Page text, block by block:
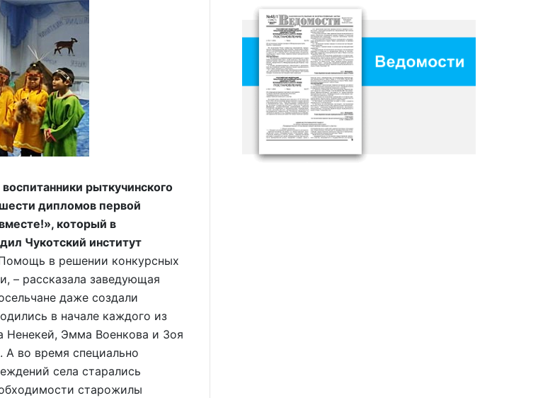
рыткучинского
дипломов первой
который в
Чукотский институт
в решении конкурсных
– рассказала заведующая
даже создали
в начале каждого из
Ненекей, Эмма Военкова и Зоя
А во время специально
села старались
старожилы